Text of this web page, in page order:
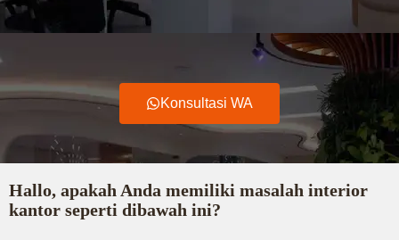
Konsultasi WA
Hallo, apakah Anda memiliki masalah interior
kantor seperti dibawah ini?